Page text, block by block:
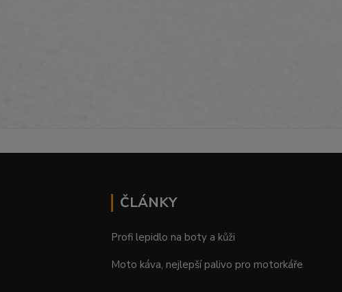
ČLÁNKY
Profi lepidlo na boty a kůži
Moto káva, nejlepší palivo pro motorkáře